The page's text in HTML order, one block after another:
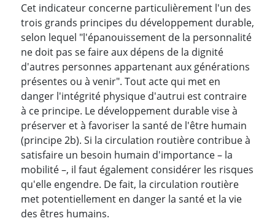
Cet indicateur concerne particulièrement l'un des
trois grands principes du développement durable,
selon lequel "l'épanouissement de la personnalité
ne doit pas se faire aux dépens de la dignité
d'autres personnes appartenant aux générations
présentes ou à venir". Tout acte qui met en
danger l'intégrité physique d'autrui est contraire
à ce principe. Le développement durable vise à
préserver et à favoriser la santé de l'être humain
(principe 2b). Si la circulation routière contribue à
satisfaire un besoin humain d'importance – la
mobilité –, il faut également considérer les risques
qu'elle engendre. De fait, la circulation routière
met potentiellement en danger la santé et la vie
des êtres humains.